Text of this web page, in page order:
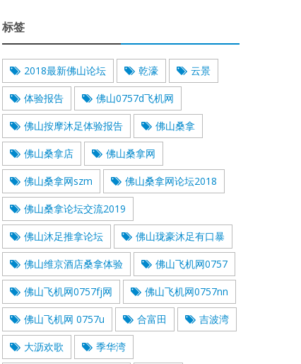
标签
2018最新佛山论坛 乾濠 云景
体验报告 佛山0757d飞机网
佛山按摩沐足体验报告 佛山桑拿
佛山桑拿店 佛山桑拿网
佛山桑拿网szm 佛山桑拿网论坛2018
佛山桑拿论坛交流2019
佛山沐足推拿论坛 佛山珑豪沐足有口暴
佛山维京酒店桑拿体验 佛山飞机网0757
佛山飞机网0757fj网 佛山飞机网0757nn
佛山飞机网 0757u 合富田 吉波湾
大沥欢歌 季华湾